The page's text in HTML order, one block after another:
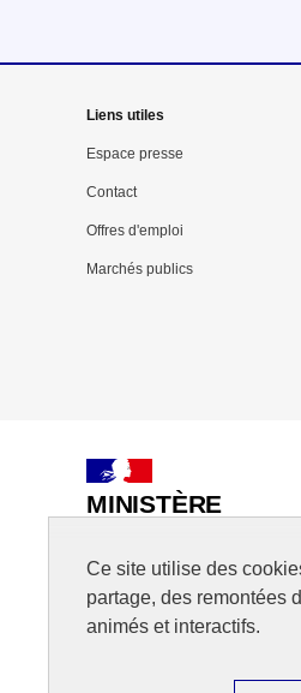
Ce site utilise des
partage, des remontées
animés et interactifs.
Mega
menu
Pied
de
Liens utiles
Espace presse
Contact
Offres d'emploi
Marchés publics
MINISTÈRE